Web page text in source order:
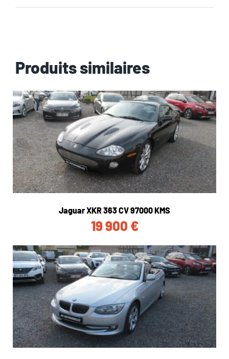
Produits similaires
Jaguar XKR 363 CV 97000 KMS
19 900 €